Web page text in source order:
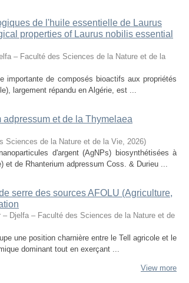
de l'huile essentielle de Laurus
properties of Laurus nobilis essential
– Faculté des Sciences de la Nature et de la
importante de composés bioactifs aux propriétés
largement répandu en Algérie, est ...
et de la Thymelaea
Sciences de la Nature et de la Vie, 2026)
d'argent (AgNPs) biosynthétisées à
et de Rhanterium adpressum Coss. & Durieu ...
serre des sources AFOLU (Agriculture,
– Djelfa – Faculté des Sciences de la Nature et de
une position charnière entre le Tell agricole et le
dominant tout en exerçant ...
View more